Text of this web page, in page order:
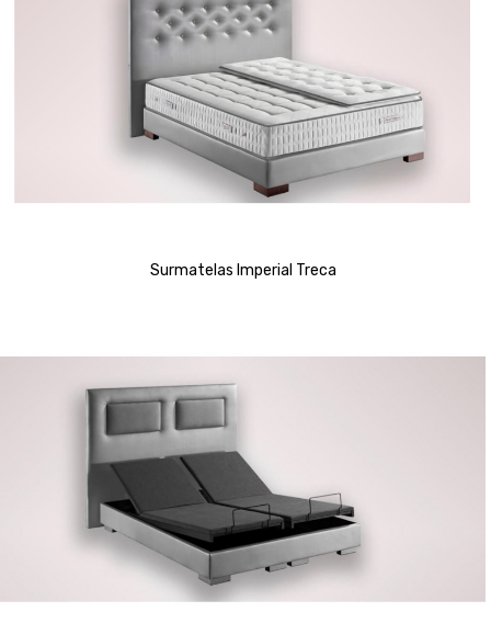
Surmatelas Imperial Treca